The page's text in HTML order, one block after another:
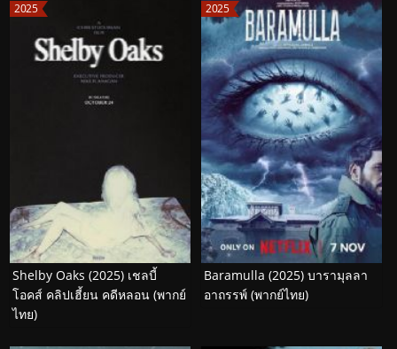
2025
Shelby Oaks (2025) เชลบี้
โอคส์ คลิปเฮี้ยน คดีหลอน (พากย์
ไทย)
2025
Baramulla (2025) บารามุลลา
อาถรรพ์ (พากย์ไทย)